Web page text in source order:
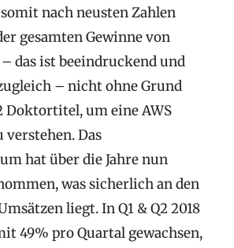
nach neusten Zahlen
gesamten Gewinne von
das ist beeindruckend und
– nicht ohne Grund
Doktortitel, um eine AWS
verstehen. Das
hat über die Jahre nun
was sicherlich an den
liegt. In Q1 & Q2 2018
49% pro Quartal gewachsen,